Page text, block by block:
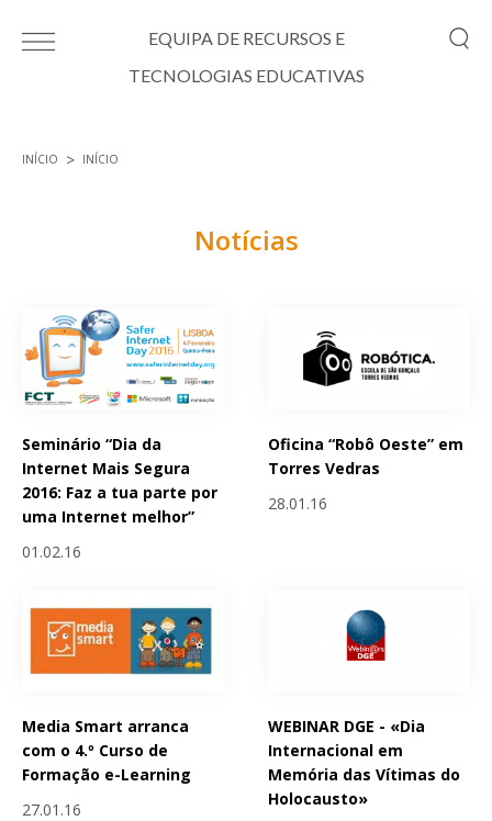
EQUIPA DE RECURSOS E
TECNOLOGIAS EDUCATIVAS
INÍCIO INÍCIO
Notícias
Seminário “Dia da
Internet Mais Segura
2016: Faz a tua parte por
uma Internet melhor”
01.02.16
Oficina “Robô Oeste” em
Torres Vedras
28.01.16
Media Smart arranca
com o 4.º Curso de
Formação e-Learning
27.01.16
WEBINAR DGE - «Dia
Internacional em
Memória das Vítimas do
Holocausto»
Páginas